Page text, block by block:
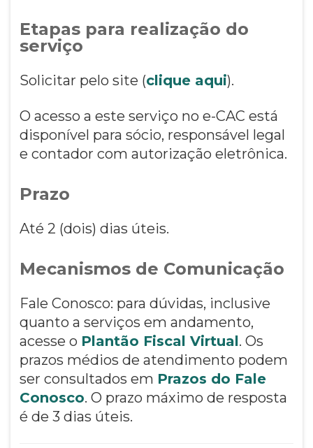
Etapas para realização do
serviço
Solicitar pelo site (clique aqui).
O acesso a este serviço no e-CAC está
disponível para sócio, responsável legal
e contador com autorização eletrônica.
Prazo
Até 2 (dois) dias úteis.
Mecanismos de Comunicação
Fale Conosco: para dúvidas, inclusive
quanto a serviços em andamento,
acesse o Plantão Fiscal Virtual. Os
prazos médios de atendimento podem
ser consultados em Prazos do Fale
Conosco. O prazo máximo de resposta
é de 3 dias úteis.